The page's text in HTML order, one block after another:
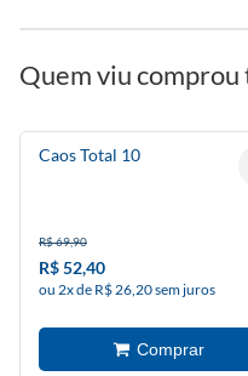
Quem viu comprou
Caos Total 10
R$ 69,90
R$ 52,40
ou 2x de R$ 26,20 sem juros